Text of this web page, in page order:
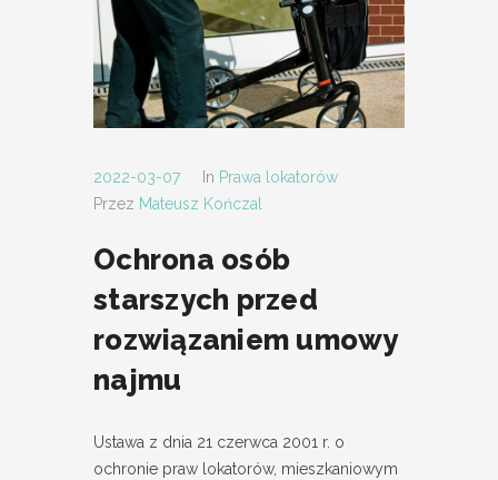
2022-03-07 In Prawa lokatorów
Przez Mateusz Kończal
Ochrona osób
starszych przed
rozwiązaniem umowy
najmu
Ustawa z dnia 21 czerwca 2001 r. o
ochronie praw lokatorów, mieszkaniowym